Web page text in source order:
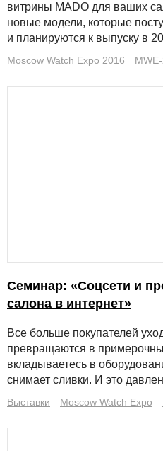
витрины MADO для ваших
новые модели, которые
и планируются к выпуску в
Moscow Watch Expo 2016
Семинар: «Соцсети и
салона в интернет»
Все больше покупателей
превращаются в
вкладываетесь в
снимает сливки. И это
Выставки Moscow Watch Expo